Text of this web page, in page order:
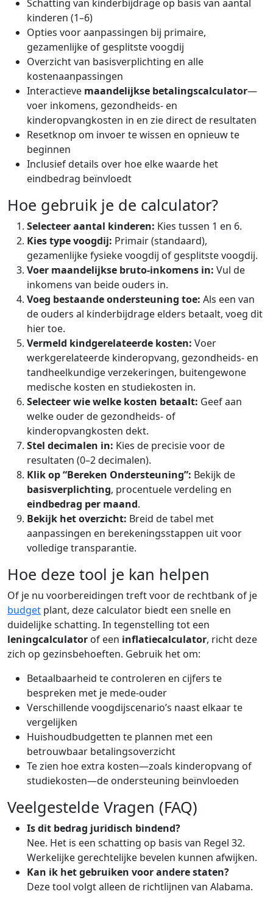
Schatting van kinderbijdrage op basis van aantal
kinderen (1–6)
Opties voor aanpassingen bij primaire,
gezamenlijke of gesplitste voogdij
Overzicht van basisverplichting en alle
kostenaanpassingen
Interactieve maandelijkse betalingscalculator—
voer inkomens, gezondheids- en
kinderopvangkosten in en zie direct de resultaten
Resetknop om invoer te wissen en opnieuw te
beginnen
Inclusief details over hoe elke waarde het
eindbedrag beïnvloedt
Hoe gebruik je de calculator?
Selecteer aantal kinderen: Kies tussen 1 en 6.
Kies type voogdij: Primair (standaard),
gezamenlijke fysieke voogdij of gesplitste voogdij.
Voer maandelijkse bruto-inkomens in: Vul de
inkomens van beide ouders in.
Voeg bestaande ondersteuning toe: Als een van
de ouders al kinderbijdrage elders betaalt, voeg dit
hier toe.
Vermeld kindgerelateerde kosten: Voer
werkgerelateerde kinderopvang, gezondheids- en
tandheelkundige verzekeringen, buitengewone
medische kosten en studiekosten in.
Selecteer wie welke kosten betaalt: Geef aan
welke ouder de gezondheids- of
kinderopvangkosten dekt.
Stel decimalen in: Kies de precisie voor de
resultaten (0–2 decimalen).
Klik op “Bereken Ondersteuning”: Bekijk de
basisverplichting, procentuele verdeling en
eindbedrag per maand.
Bekijk het overzicht: Breid de tabel met
aanpassingen en berekeningsstappen uit voor
volledige transparantie.
Hoe deze tool je kan helpen
Of je nu voorbereidingen treft voor de rechtbank of je
budget plant, deze calculator biedt een snelle en
duidelijke schatting. In tegenstelling tot een
leningcalculator of een inflatiecalculator, richt deze
zich op gezinsbehoeften. Gebruik het om:
Betaalbaarheid te controleren en cijfers te
bespreken met je mede-ouder
Verschillende voogdijscenario’s naast elkaar te
vergelijken
Huishoudbudgetten te plannen met een
betrouwbaar betalingsoverzicht
Te zien hoe extra kosten—zoals kinderopvang of
studiekosten—de ondersteuning beïnvloeden
Veelgestelde Vragen (FAQ)
Is dit bedrag juridisch bindend?
Nee. Het is een schatting op basis van Regel 32.
Werkelijke gerechtelijke bevelen kunnen afwijken.
Kan ik het gebruiken voor andere staten?
Deze tool volgt alleen de richtlijnen van Alabama.